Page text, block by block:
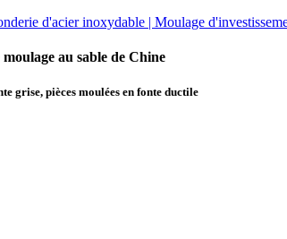
au sable de Chine
grise, pièces moulées en fonte ductile